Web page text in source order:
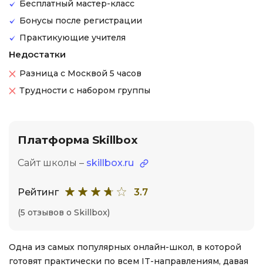
Бесплатный мастер-класс
Бонусы после регистрации
Практикующие учителя
Недостатки
Разница с Москвой 5 часов
Трудности с набором группы
Платформа Skillbox
Сайт школы – skillbox.ru
Рейтинг 3.7
(5 отзывов о Skillbox)
Одна из самых популярных онлайн-школ, в которой
готовят практически по всем IT-направлениям, давая